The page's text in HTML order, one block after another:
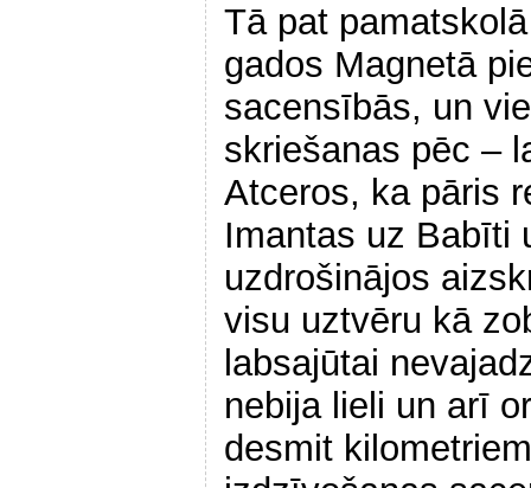
Tā pat
gados Magnetā
sacensībās, un
skriešanas pēc –
Atceros, ka pāris
Imantas uz Babīti
uzdrošinājos
visu uztvēru kā
labsajūtai
nebija lieli un arī
desmit